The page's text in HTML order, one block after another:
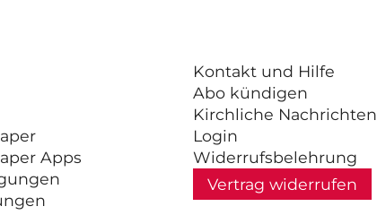
Apps
Kontakt und Hilfe
Abo kündigen
Kirchliche Nachrichten
Login
Widerrufsbelehrung
Vertrag widerrufen